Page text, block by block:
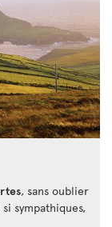
, sans oublier
sympathiques,